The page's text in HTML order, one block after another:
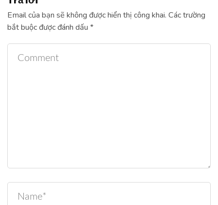
Email của bạn sẽ không được hiển thị công khai. Các trường
bắt buộc được đánh dấu *